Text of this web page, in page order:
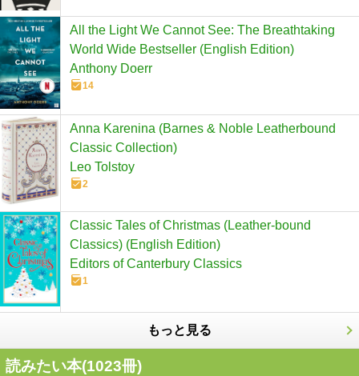
All the Light We Cannot See: The Breathtaking
World Wide Bestseller (English Edition)
Anthony Doerr
14
Anna Karenina (Barnes & Noble Leatherbound
Classic Collection)
Leo Tolstoy
2
Classic Tales of Christmas (Leather-bound
Classics) (English Edition)
Editors of Canterbury Classics
1
もっと見る
読みたい本(1023冊)